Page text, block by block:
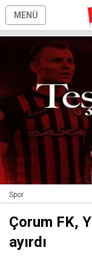
MENÜ
Spor
Çorum FK,
ayırdı